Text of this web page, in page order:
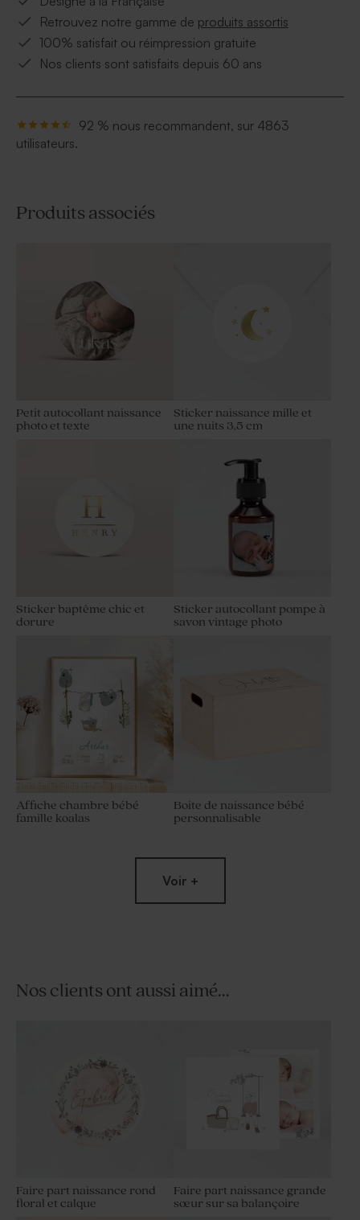
Retrouvez notre gamme de produits assortis
100% satisfait ou réimpression gratuite
Nos clients sont satisfaits depuis 60 ans
92 % nous recommandent, sur 4863
utilisateurs.
Produits associés
Petit autocollant naissance
photo et texte
Sticker naissance mille et
une nuits 3,5 cm
Sticker baptême chic et
dorure
Sticker autocollant pompe à
savon vintage photo
Affiche chambre bébé
famille koalas
Boite de naissance bébé
personnalisable
Voir +
Nos clients ont aussi aimé...
Faire part naissance rond
floral et calque
Faire part naissance grande
sœur sur sa balançoire